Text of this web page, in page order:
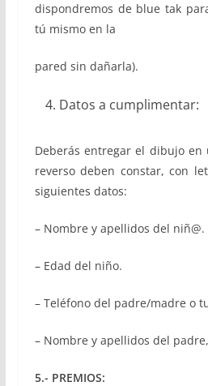
dispondremos de blue tak
tú mismo en la
pared sin dañarla).
Datos a cumplimentar:
Deberás entregar el dibujo
reverso deben constar, con
siguientes datos:
– Nombre y apellidos del niñ@.
– Edad del niño.
– Teléfono del padre/madre o
– Nombre y apellidos del
5.- PREMIOS: